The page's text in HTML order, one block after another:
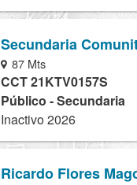
Secundaria
87 Mts
CCT 21KTV0157S
Público - Secundaria
Inactivo 2026
Ricardo Flores